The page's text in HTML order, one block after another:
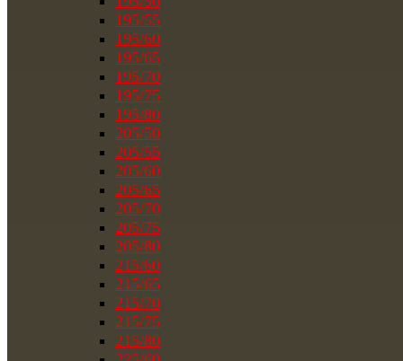
195/55
195/60
195/65
195/70
195/75
195/80
205/50
205/55
205/60
205/65
205/70
205/75
205/80
215/60
215/65
215/70
215/75
215/80